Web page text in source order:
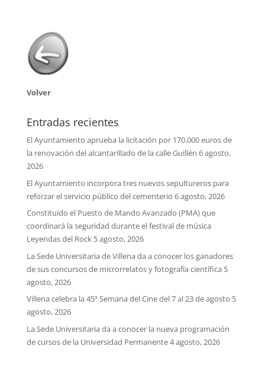
Volver
Entradas recientes
El Ayuntamiento aprueba la licitación por 170.000 euros de
la renovación del alcantarillado de la calle Guillén 6 agosto,
2026
El Ayuntamiento incorpora tres nuevos sepultureros para
reforzar el servicio público del cementerio 6 agosto, 2026
Constituido el Puesto de Mando Avanzado (PMA) que
coordinará la seguridad durante el festival de música
Leyendas del Rock 5 agosto, 2026
La Sede Universitaria de Villena da a conocer los ganadores
de sus concursos de microrrelatos y fotografía científica 5
agosto, 2026
Villena celebra la 45ª Semana del Cine del 7 al 23 de agosto 5
agosto, 2026
La Sede Universitaria da a conocer la nueva programación
de cursos de la Universidad Permanente4 agosto, 2026